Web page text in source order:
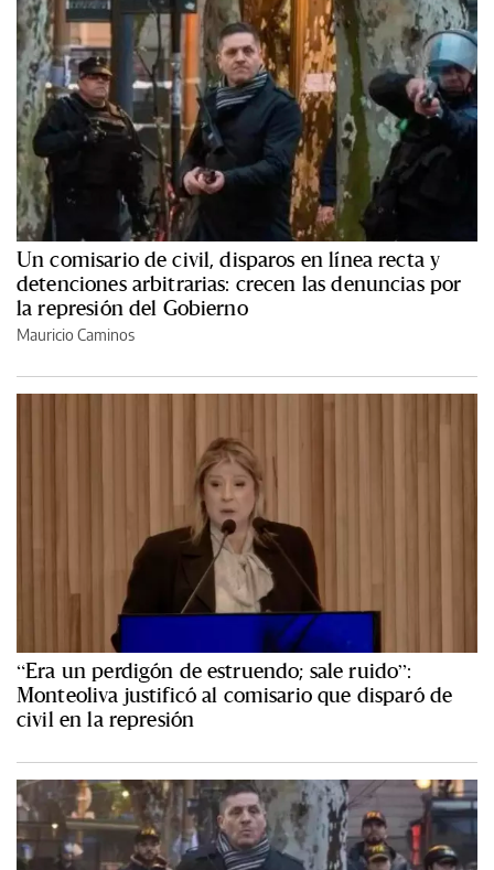
Un comisario de civil, disparos en línea recta y
detenciones arbitrarias: crecen las denuncias por
la represión del Gobierno
Mauricio Caminos
“Era un perdigón de estruendo; sale ruido”:
Monteoliva justificó al comisario que disparó de
civil en la represión